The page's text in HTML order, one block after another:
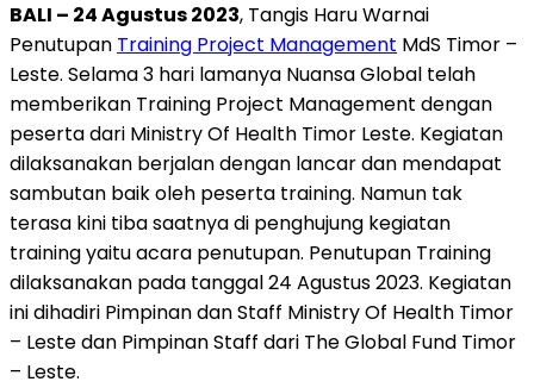
BALI – 24 Agustus 2023, Tangis Haru Warnai
Penutupan Training Project Management MdS Timor –
Leste. Selama 3 hari lamanya Nuansa Global telah
memberikan Training Project Management dengan
peserta dari Ministry Of Health Timor Leste. Kegiatan
dilaksanakan berjalan dengan lancar dan mendapat
sambutan baik oleh peserta training. Namun tak
terasa kini tiba saatnya di penghujung kegiatan
training yaitu acara penutupan. Penutupan Training
dilaksanakan pada tanggal 24 Agustus 2023. Kegiatan
ini dihadiri Pimpinan dan Staff Ministry Of Health Timor
– Leste dan Pimpinan Staff dari The Global Fund Timor
– Leste.